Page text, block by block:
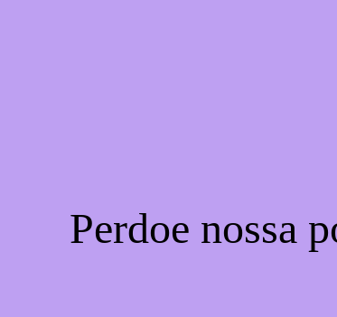
Perdoe nossa